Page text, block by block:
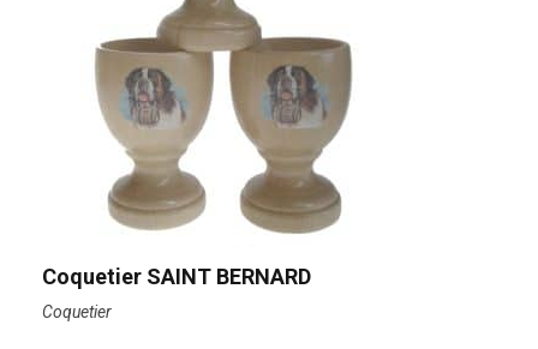
Coquetier SAINT BERNARD
Coquetier